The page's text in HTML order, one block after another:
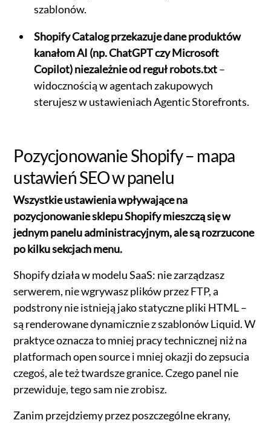
szablonów.
Shopify Catalog przekazuje dane produktów
kanałom AI (np. ChatGPT czy Microsoft
Copilot) niezależnie od reguł robots.txt–
widocznością w agentach zakupowych
sterujesz w ustawieniach Agentic Storefronts.
Pozycjonowanie Shopify – mapa
ustawień SEO w panelu
Wszystkie ustawienia wpływające na
pozycjonowanie sklepu Shopify mieszczą się w
jednym panelu administracyjnym, ale są rozrzucone
po kilku sekcjach menu.
Shopify działa w modelu SaaS: nie zarządzasz
serwerem, nie wgrywasz plików przez FTP, a
podstrony nie istnieją jako statyczne pliki HTML –
są renderowane dynamicznie z szablonów Liquid. W
praktyce oznacza to mniej pracy technicznej niż na
platformach open source i mniej okazji do zepsucia
czegoś, ale też twardsze granice. Czego panel nie
przewiduje, tego sam nie zrobisz.
Zanim przejdziemy przez poszczególne ekrany,